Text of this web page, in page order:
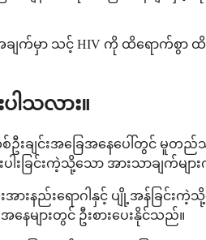
ျက်မှာ သင့် HIV ကို ထိရောက်စွာ ထိ
ပါသလား။
ဦးချင်းအခြေအနေပေါ်တွင် မူ
ြင်းကဲ့သို့သော အားသာချက်များ
ားနည်းရောဂါနှင့် ပျို့အန်ခြင်း
ေများတွင် ဦးစားပေးနိုင်သည်။